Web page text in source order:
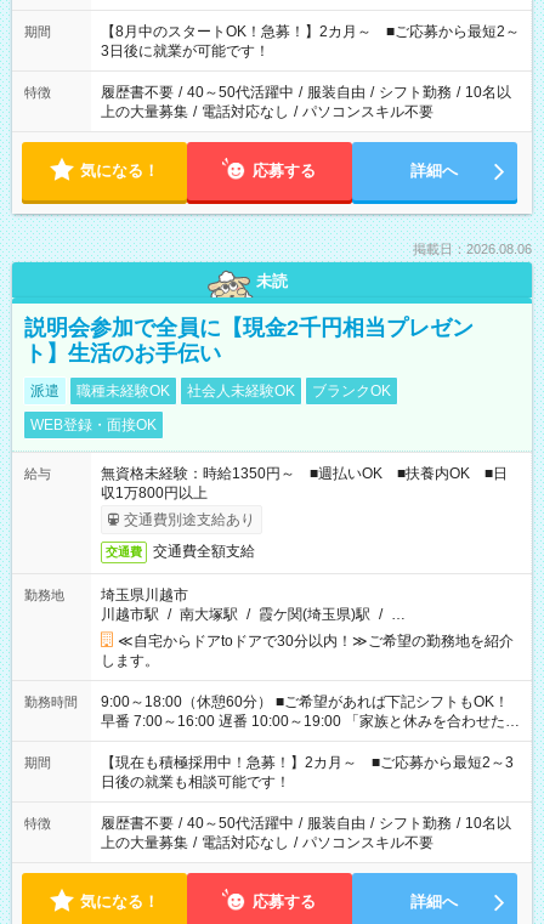
と休みを合わせたい」 「余裕を持って夕飯の準備がしたい」
「できれば残業はしたくない」 など、ご希望を教えてください
ね。 ※Wワーク希望の方へ 今ご覧のお仕事で希望する勤務時間
と、もう1つのお仕事の勤務時間。 合計で週40時間を超える場
合は応募できません。
期間
【8月中のスタートOK！急募！】2カ月～ ■ご応募から最短2～
3日後に就業が可能です！
特徴 履歴書不要 / 40～50代活躍中 / 服装自由 / シフト勤務 / 10名以
上の大量募集 / 電話対応なし / パソコンスキル不要
気になる！ 応募する 詳細へ
掲載日：2026.08.06
未読
説明会参加で全員に【現金2千円相当プレゼン
ト】生活のお手伝い
派遣 職種未経験OK 社会人未経験OK
ブランクOK
WEB登録・面接OK
給与
無資格未経験：時給1350円～ ■週払いOK ■扶養内OK ■日
収1万800円以上
交通費別途支給あり
交通費 交通費全額支給
勤務地
埼玉県川越市
川越市駅 / 南大塚駅 / 霞ケ関(埼玉県)駅 / …
≪自宅からドアtoドアで30分以内！≫ご希望の勤務地を紹介
します。
勤務時間
9:00～18:00（休憩60分） ■ご希望があれば下記シフトもOK！
早番 7:00～16:00 遅番 10:00～19:00 「家族と休みを合わせた
い」 「余裕を持って夕飯の準備がしたい」 「できれば残業はし
たくない」 など、ご希望を教えてくださいね。 ※Wワーク希望
の方へ 今ご覧のお仕事で希望する勤務時間と、もう1つのお仕事
の勤務時間。 合計で週40時間を超える場合は応募できません。
期間
【現在も積極採用中！急募！】2カ月～ ■ご応募から最短2～3
日後の就業も相談可能です！
特徴 履歴書不要 / 40～50代活躍中 / 服装自由 / シフト勤務 / 10名以
上の大量募集 / 電話対応なし / パソコンスキル不要
気になる！ 応募する 詳細へ